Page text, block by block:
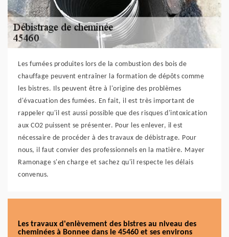
Les fumées produites lors de la combustion des bois de
chauffage peuvent entraîner la formation de dépôts comme
les bistres. Ils peuvent être à l'origine des problèmes
d'évacuation des fumées. En fait, il est très important de
rappeler qu'il est aussi possible que des risques d'intoxication
aux CO2 puissent se présenter. Pour les enlever, il est
nécessaire de procéder à des travaux de débistrage. Pour
nous, il faut convier des professionnels en la matière. Mayer
Ramonage s'en charge et sachez qu'il respecte les délais
convenus.
Les travaux d'enlèvement des bistres au niveau des
cheminées à Bonnee dans le 45460 et ses environs